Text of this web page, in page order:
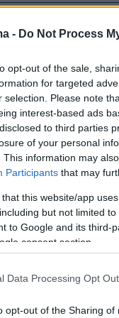
- Do Not Process
opt-out of the sale,
for targeted
selection. Please note
interest-based ads
to third parties
of your personal
This information may
Participants that may
that this website/app
but not limited
to Google and its third-
consent section.
Data Processing Opt
opt-out of the Sharing of
κατά
στη
που είχε με τον
που
λογαριασμό στο
120